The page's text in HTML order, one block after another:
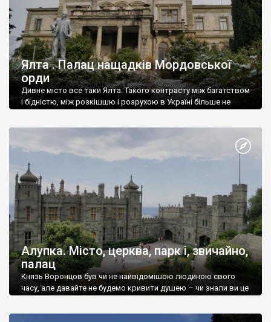
Ялта . Палац нащадків Мордовської
орди
Дивне місто все таки Ялта. Такого контрасту між багатством
і бідністю, між розкішшю і розрухою в Україні більше не
Алупка. Місто, церква, парк і, звичайно,
палац
Князь Воронцов був чи не найвідомішою людиною свого
часу, але давайте не будемо кривити душею – чи знали ви це